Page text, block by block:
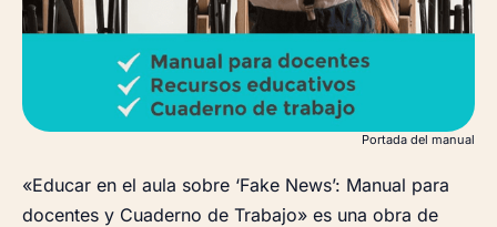
Portada del manual
«Educar en el aula sobre ‘Fake News’: Manual para
docentes y Cuaderno de Trabajo» es una obra de